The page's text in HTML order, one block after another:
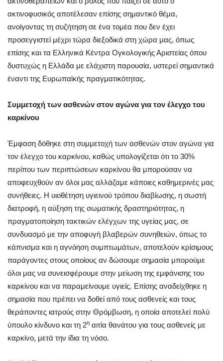
ακτινοφυσικός αποτέλεσαν επίσης σημαντικό θέμα,
ανοίγοντας τη συζήτηση σε ένα τομέα που δεν έχει
προσεγγιστεί μέχρι τώρα διεξοδικά στη χώρα μας, όπως
επίσης και τα Ελληνικά Κέντρα Ογκολογικής Αριστείας όπου
δυστυχώς η Ελλάδα με ελάχιστη παρουσία, υστερεί σημαντικά
έναντι της Ευρωπαϊκής πραγματικότητας.
Συμμετοχή των ασθενών στον αγώνα για τον έλεγχο του
καρκίνου
Έμφαση δόθηκε στη συμμετοχή των ασθενών στον αγώνα για
τον έλεγχο του καρκίνου, καθώς υπολογίζεται ότι το 30%
περίπου των περιπτώσεων καρκίνου θα μπορούσαν να
αποφευχθούν αν όλοι μας αλλάζαμε κάποιες καθημερινές μας
συνήθειες. Η υιοθέτηση υγιεινού τρόπου διαβίωσης, η σωστή
διατροφή, η αύξηση της σωματικής δραστηριότητας, η
πραγματοποίηση τακτικών ελέγχων της υγείας μας, σε
συνδυασμό με την αποφυγή βλαβερών συνηθειών, όπως το
κάπνισμα και η αγνόηση συμπτωμάτων, αποτελούν κρίσιμους
παράγοντες στους οποίους αν δώσουμε σημασία μπορούμε
όλοι μας να συνεισφέρουμε στην μείωση της εμφάνισης του
καρκίνου και να παραμείνουμε υγιείς. Επίσης αναδείχθηκε η
σημασία που πρέπει να δοθεί από τους ασθενείς και τους
θεράποντες ιατρούς στην Θρόμβωση, η οποία αποτελεί πολύ
ύπουλο κίνδυνο και τη 2η αιτία θανάτου για τους ασθενείς με
καρκίνο, μετά την ίδια τη νόσο.